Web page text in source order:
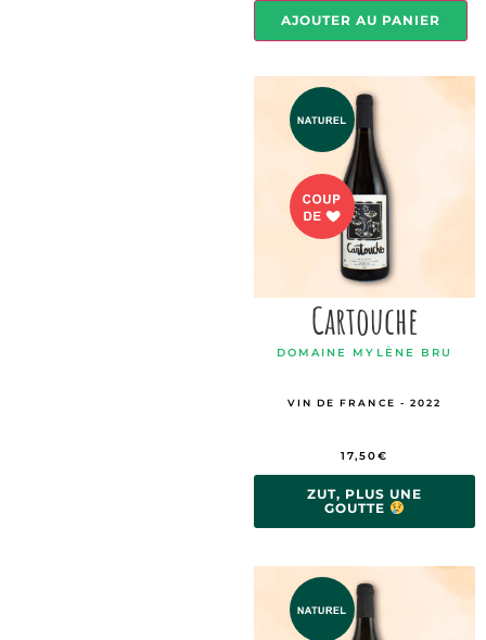
AJOUTER AU PANIER
Cartouche
DOMAINE MYLÈNE BRU
VIN DE FRANCE - 2022
17,50€
ZUT, PLUS UNE
GOUTTE